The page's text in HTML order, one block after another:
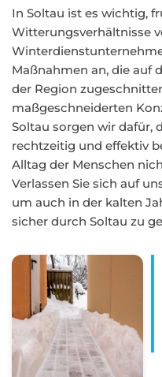
In Soltau ist es wichtig,
Witterungsverhältnisse
Maßnahmen an, die auf
der Region
maßgeschneiderten
Soltau sorgen wir dafür,
rechtzeitig und effektiv
Alltag der Menschen
Verlassen Sie sich auf
um auch in der kalten
sicher durch Soltau zu